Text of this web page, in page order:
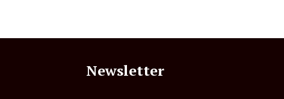
Newsletter